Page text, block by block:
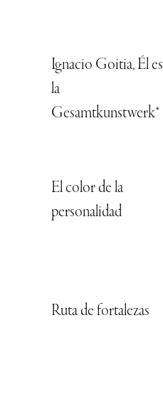
Ignacio Goitia, Él es
la
Gesamtkunstwerk*
El color de la
personalidad
Ruta de fortalezas